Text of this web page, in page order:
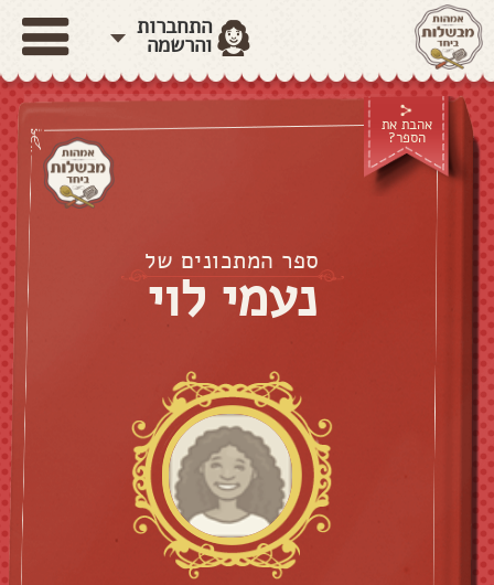
התחברות
והרשמה
אהבת את
הספר?
ספר המתכונים של
נעמי לוי